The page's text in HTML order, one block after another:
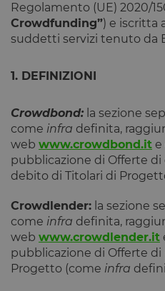
Regolamento (UE) 2020/
Crowdfunding”) e iscritta
suddetti servizi tenuto da
1. DEFINIZIONI
Crowdbond: la sezione
come infra definita,
web www.crowdbond.it e
pubblicazione di Offerte
debito di Titolari di
Crowdlender: la sezione
come infra definita,
web www.crowdlender.it
pubblicazione di Offerte
Progetto (come infra